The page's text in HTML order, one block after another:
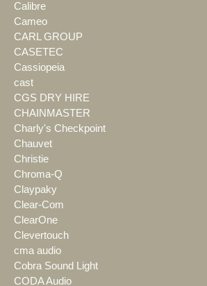
Calibre
Cameo
CARL GROUP
CASETEC
Cassiopeia
cast
CGS DRY HIRE
CHAINMASTER
Charly's Checkpoint
Chauvet
Christie
Chroma-Q
Claypaky
Clear-Com
ClearOne
Clevertouch
cma audio
Cobra Sound Light
CODA Audio